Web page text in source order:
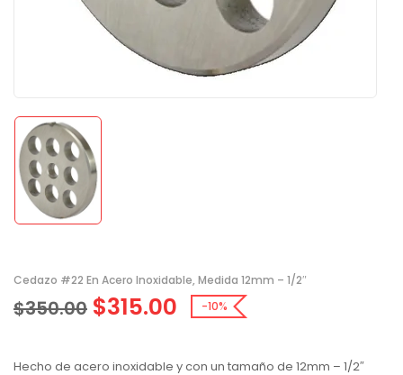
Cedazo #22 En Acero Inoxidable, Medida 12mm – 1/2″
$350.00 $315.00 -10%
Hecho de acero inoxidable y con un tamaño de 12mm – 1/2″